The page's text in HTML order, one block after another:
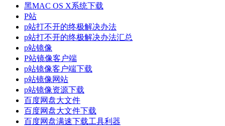
黑MAC OS X系统下载
P站
p站打不开的终极解决办法
p站打不开的终极解决办法汇总
p站镜像
P站镜像客户端
p站镜像客户端下载
p站镜像网站
p站镜像资源下载
百度网盘大文件
百度网盘大文件下载
百度网盘满速下载工具利器